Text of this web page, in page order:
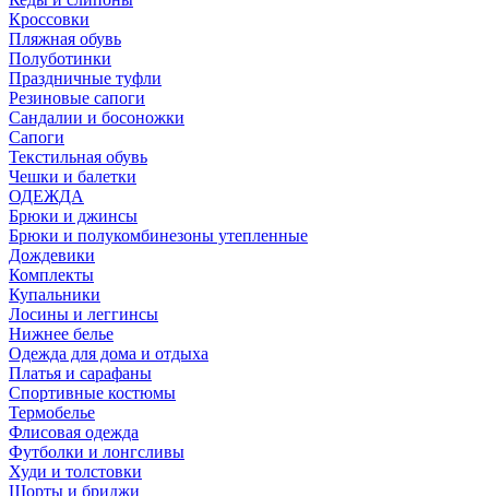
Кроссовки
Пляжная обувь
Полуботинки
Праздничные туфли
Резиновые сапоги
Сандалии и босоножки
Сапоги
Текстильная обувь
Чешки и балетки
ОДЕЖДА
Брюки и джинсы
Брюки и полукомбинезоны утепленные
Дождевики
Комплекты
Купальники
Лосины и леггинсы
Нижнее белье
Одежда для дома и отдыха
Платья и сарафаны
Спортивные костюмы
Термобелье
Флисовая одежда
Футболки и лонгсливы
Худи и толстовки
Шорты и бриджи